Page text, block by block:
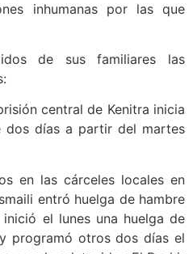
inhumanas por las que
de sus familiares las
central de Kenitra inicia
dos días a partir del martes
en las cárceles locales en
entró huelga de hambre
el lunes una huelga de
programó otros dos días el